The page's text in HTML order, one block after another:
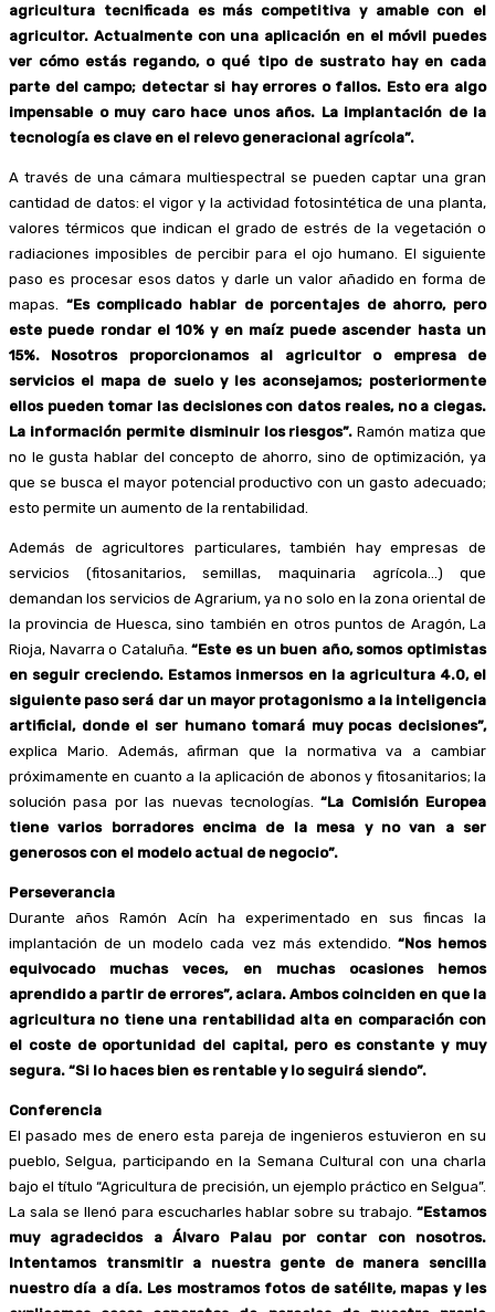
agricultura tecnificada es más competitiva y amable con el
agricultor. Actualmente con una aplicación en el móvil puedes
ver cómo estás regando, o qué tipo de sustrato hay en cada
parte del campo; detectar si hay errores o fallos. Esto era algo
impensable o muy caro hace unos años. La implantación de la
tecnología es clave en el relevo generacional agrícola”.
A través de una cámara multiespectral se pueden captar una gran
cantidad de datos: el vigor y la actividad fotosintética de una planta,
valores térmicos que indican el grado de estrés de la vegetación o
radiaciones imposibles de percibir para el ojo humano. El siguiente
paso es procesar esos datos y darle un valor añadido en forma de
mapas. “Es complicado hablar de porcentajes de ahorro, pero
este puede rondar el 10% y en maíz puede ascender hasta un
15%. Nosotros proporcionamos al agricultor o empresa de
servicios el mapa de suelo y les aconsejamos; posteriormente
ellos pueden tomar las decisiones con datos reales, no a ciegas.
La información permite disminuir los riesgos”. Ramón matiza que
no le gusta hablar del concepto de ahorro, sino de optimización, ya
que se busca el mayor potencial productivo con un gasto adecuado;
esto permite un aumento de la rentabilidad.
Además de agricultores particulares, también hay empresas de
servicios (fitosanitarios, semillas, maquinaria agrícola…) que
demandan los servicios de Agrarium, ya no solo en la zona oriental de
la provincia de Huesca, sino también en otros puntos de Aragón, La
Rioja, Navarra o Cataluña.“Este es un buen año, somos optimistas
en seguir creciendo. Estamos inmersos en la agricultura 4.0, el
siguiente paso será dar un mayor protagonismo a la inteligencia
artificial, donde el ser humano tomará muy pocas decisiones”,
explica Mario. Además, afirman que la normativa va a cambiar
próximamente en cuanto a la aplicación de abonos y fitosanitarios; la
solución pasa por las nuevas tecnologías.“La Comisión Europea
tiene varios borradores encima de la mesa y no van a ser
generosos con el modelo actual de negocio”.
Perseverancia
Durante años Ramón Acín ha experimentado en sus fincas la
implantación de un modelo cada vez más extendido. “Nos hemos
equivocado muchas veces, en muchas ocasiones hemos
aprendido a partir de errores”, aclara. Ambos coinciden en que la
agricultura no tiene una rentabilidad alta en comparación con
el coste de oportunidad del capital, pero es constante y muy
segura. “Si lo haces bien es rentable y lo seguirá siendo”.
Conferencia
El pasado mes de enero esta pareja de ingenieros estuvieron en su
pueblo, Selgua, participando en la Semana Cultural con una charla
bajo el título “Agricultura de precisión, un ejemplo práctico en Selgua”.
La sala se llenó para escucharles hablar sobre su trabajo. “Estamos
muy agradecidos a Álvaro Palau por contar con nosotros.
Intentamos transmitir a nuestra gente de manera sencilla
nuestro día a día. Les mostramos fotos de satélite, mapas y les